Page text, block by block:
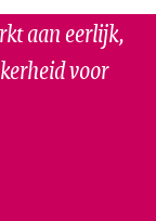
aan eerlijk,
voor